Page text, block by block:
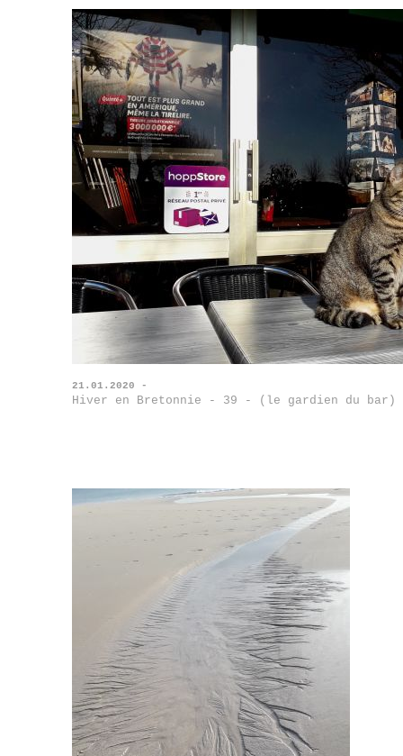
21.01.2020 -
Hiver en Bretonnie - 39 - (le gardien du bar)